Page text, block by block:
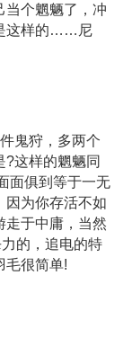
当个魍魉了，冲
这样的……尼
鬼狩，多两个
这样的魍魉同
面俱到等于一无
因为你存活不如
走于中庸，当然
的，追电的特
毛很简单!